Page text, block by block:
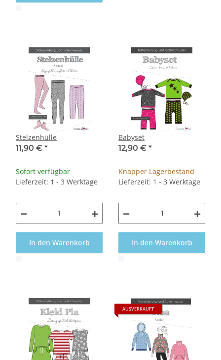
Stelzenhülle
11,90 € *
Sofort verfügbar
Lieferzeit: 1 - 3 Werktage
In den Warenkorb
Babyset
12,90 € *
Knapper Lagerbestand
Lieferzeit: 1 - 3 Werktage
In den Warenkorb
AUSVERKAUFT